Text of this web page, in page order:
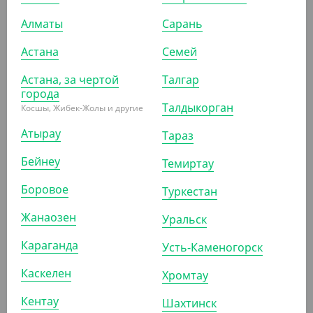
-20%
(63.70₸
Контейнер Stelo 850 мл
УП (50) КОР (600)
АРТ. 33146
-20%
Алматы
Астана
Астана, за чертой
города
Косшы, Жибек-Жолы и другие
Атырау
Бейнеу
Боровое
Жанаозен
Караганда
Каскелен
Кентау
Сарань
Семей
Талгар
Талдыкорган
Тараз
Темиртау
Туркестан
Уральск
Усть-Каменогорск
Хромтау
Шахтинск